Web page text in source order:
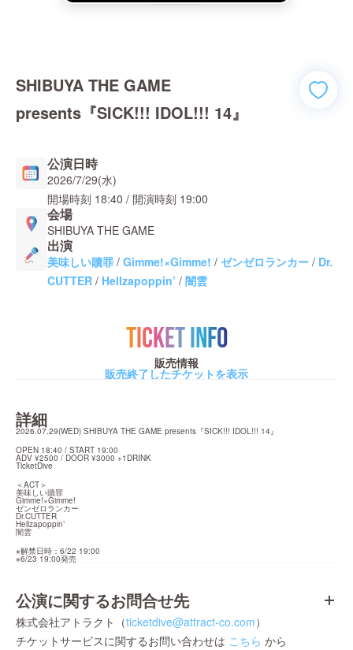
SHIBUYA THE GAME
presents『SICK!!! IDOL!!! 14』
公演日時
2026/7/29(水)
開場時刻 18:40 / 開演時刻 19:00
会場
SHIBUYA THE GAME
出演
美味しい贖罪 / Gimme!×Gimme! / ゼンゼロランカー / Dr.
CUTTER / Hellzapoppin’ / 闇雲
TICKET INFO
販売情報
販売終了したチケットを表示
詳細
2026.07.29(WED) SHIBUYA THE GAME presents『SICK!!! IDOL!!! 14』
OPEN 18:40 / START 19:00
ADV ¥2500 / DOOR ¥3000 +1DRINK
TicketDive
＜ACT＞
美味しい贖罪
Gimme!×Gimme!
ゼンゼロランカー
Dr.CUTTER
Hellzapoppin’
闇雲
※解禁日時：6/22 19:00
※6/23 19:00発売
公演に関するお問合せ先
株式会社アトラクト（ticketdive@attract-co.com）
チケットサービスに関するお問い合わせは こちら から